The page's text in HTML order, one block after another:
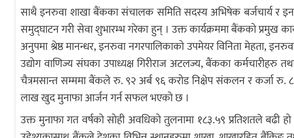
साथै इनरुवा शाखा बैंकका संचालक समिति सदस्य अभिषेक बर्जचार्य र
समुद्घाटन गरी सेवा शुभारम्भ गरेका हुन् । उक्त कार्यक्रममा बैंकको प्रमुख
अनुपमा श्रेष्ठ मानन्धर, इनरुवा नगरपालिकाको उपमेयर विनिता मेहता,
उद्योग वाणिज्य संघका उपाध्यक्ष गिरीराज अटलज्य, बैंकका कर्मचारीहरु
चैत्रमसान्त सम्ममा बैंकले रु. ९२ अर्ब ९६ करोड निक्षेप संकलन र कर्जा रु.
लाख खुद मुनाफा आर्जन गर्न सफल भएको छ ।
उक्त मुनाफा गत वर्षको सोही अवधिको तुलनामा १८३.५९ प्रतिशतले बढी